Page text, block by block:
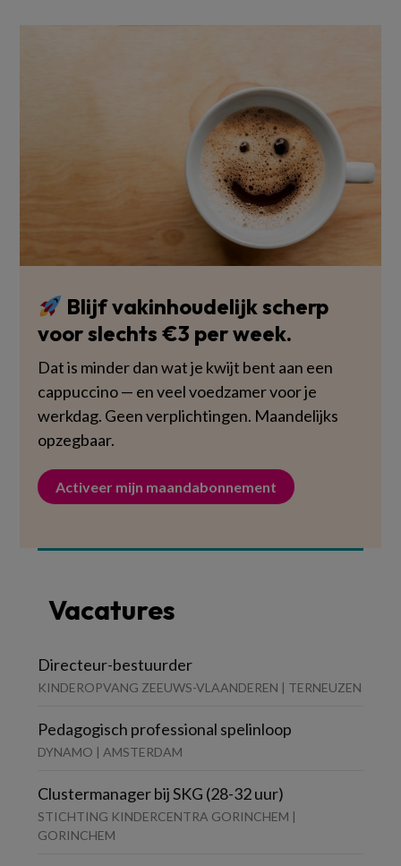
Blijf vakinhoudelijk scherp
voor slechts €3 per week.
Dat is minder dan wat je kwijt bent aan een
cappuccino — en veel voedzamer voor je
werkdag. Geen verplichtingen. Maandelijks
opzegbaar.
Activeer mijn maandabonnement
Vacatures
Directeur-bestuurder
KINDEROPVANG ZEEUWS-VLAANDEREN | TERNEUZEN
Pedagogisch professional spelinloop
DYNAMO | AMSTERDAM
Clustermanager bij SKG (28-32 uur)
STICHTING KINDERCENTRA GORINCHEM |
GORINCHEM